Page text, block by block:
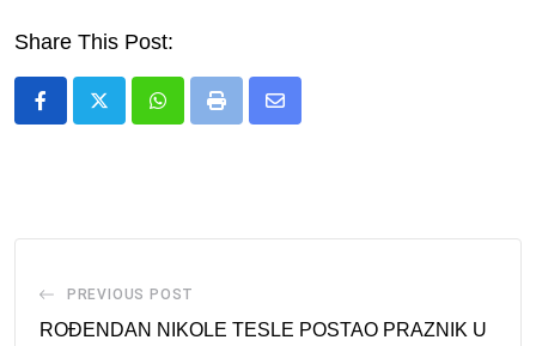
Share This Post:
Whatsapp
Print
Share
PREVIOUS POST
ROĐENDAN NIKOLE TESLE POSTAO PRAZNIK U